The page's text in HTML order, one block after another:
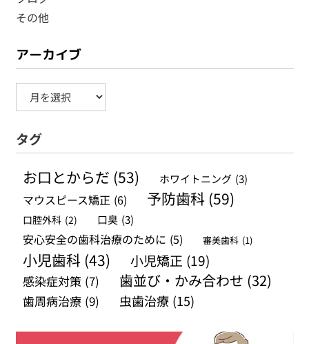
その他
アーカイブ
ー
カ
ブ
タグ
お口とからだ (53) ホワイトニング (3)
マウスピース矯正 (6) 予防歯科 (59)
口腔外科 (2) 口臭 (3)
安心安全の歯科治療のために (5) 審美歯科 (1)
小児歯科 (43) 小児矯正 (19)
感染症対策 (7) 歯並び・かみ合わせ (32)
歯周病治療 (9) 虫歯治療 (15)